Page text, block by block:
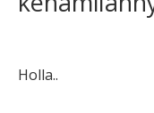
Holla..